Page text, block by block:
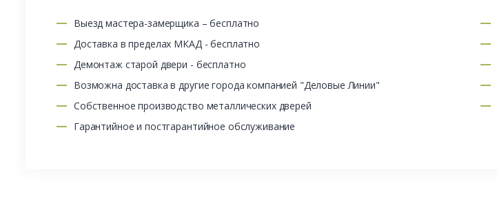
Выезд мастера-замерщика – бесплатно
Доставка в пределах МКАД - бесплатно
Демонтаж старой двери - бесплатно
Возможна доставка в другие города компанией "Деловые Линии"
Собственное производство металлических дверей
Гарантийное и постгарантийное обслуживание